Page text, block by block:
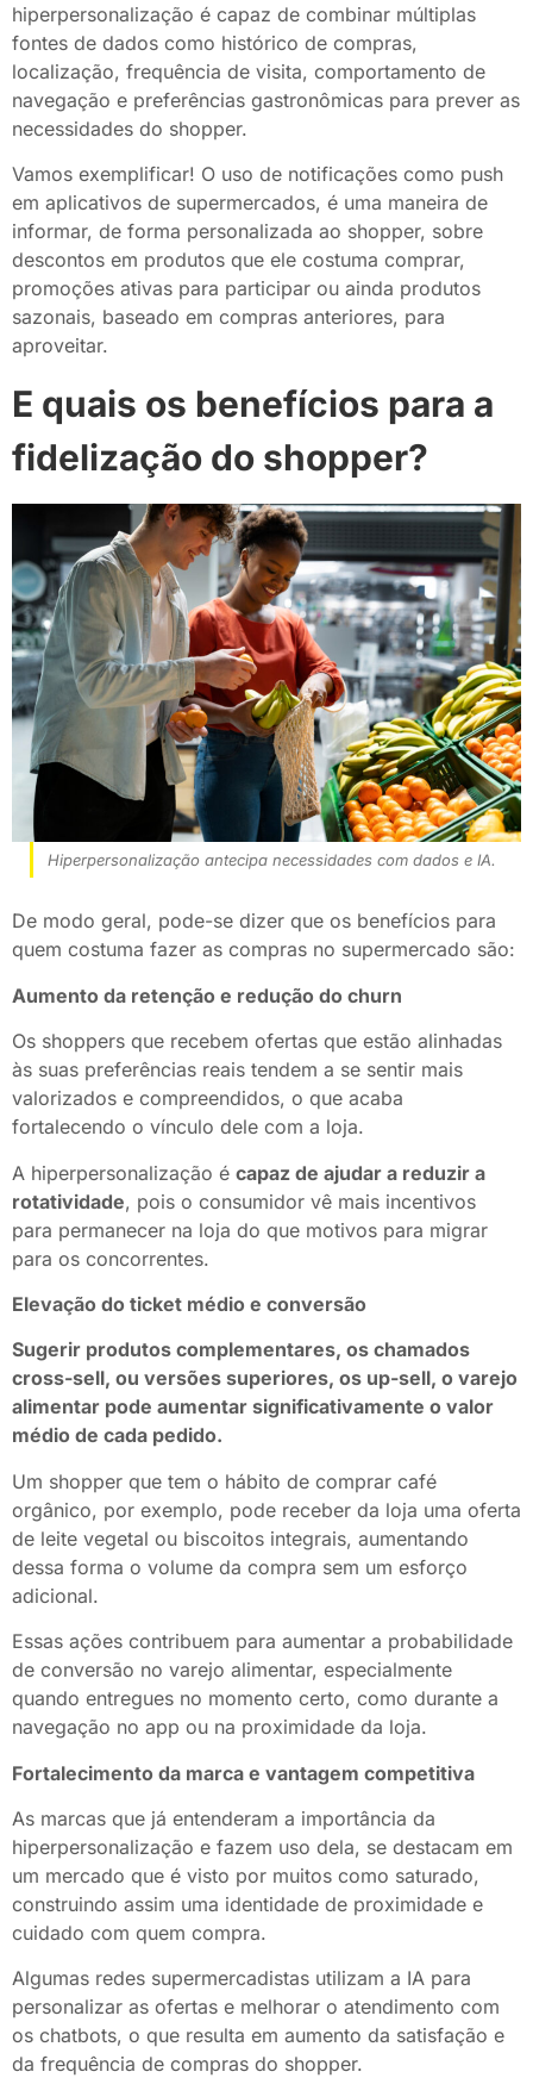
hiperpersonalização é capaz de combinar múltiplas
fontes de dados como histórico de compras,
localização, frequência de visita, comportamento de
navegação e preferências gastronômicas para prever as
necessidades do shopper.
Vamos exemplificar! O uso de notificações como push
em aplicativos de supermercados, é uma maneira de
informar, de forma personalizada ao shopper, sobre
descontos em produtos que ele costuma comprar,
promoções ativas para participar ou ainda produtos
sazonais, baseado em compras anteriores, para
aproveitar.
E quais os benefícios para a
fidelização do shopper?
Hiperpersonalização antecipa necessidades com dados e IA.
De modo geral, pode-se dizer que os benefícios para
quem costuma fazer as compras no supermercado são:
Aumento da retenção e redução do churn
Os shoppers que recebem ofertas que estão alinhadas
às suas preferências reais tendem a se sentir mais
valorizados e compreendidos, o que acaba
fortalecendo o vínculo dele com a loja.
A hiperpersonalização é capaz de ajudar a reduzir a
rotatividade, pois o consumidor vê mais incentivos
para permanecer na loja do que motivos para migrar
para os concorrentes.
Elevação do ticket médio e conversão
Sugerir produtos complementares, os chamados
cross-sell, ou versões superiores, os up-sell, o varejo
alimentar pode aumentar significativamente o valor
médio de cada pedido.
Um shopper que tem o hábito de comprar café
orgânico, por exemplo, pode receber da loja uma oferta
de leite vegetal ou biscoitos integrais, aumentando
dessa forma o volume da compra sem um esforço
adicional.
Essas ações contribuem para aumentar a probabilidade
de conversão no varejo alimentar, especialmente
quando entregues no momento certo, como durante a
navegação no app ou na proximidade da loja.
Fortalecimento da marca e vantagem competitiva
As marcas que já entenderam a importância da
hiperpersonalização e fazem uso dela, se destacam em
um mercado que é visto por muitos como saturado,
construindo assim uma identidade de proximidade e
cuidado com quem compra.
Algumas redes supermercadistas utilizam a IA para
personalizar as ofertas e melhorar o atendimento com
os chatbots, o que resulta em aumento da satisfação e
da frequência de compras do shopper.